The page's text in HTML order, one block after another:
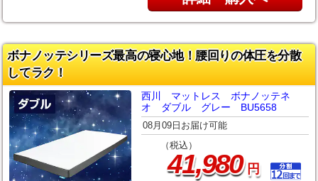
ボナノッテシリーズ最高の寝心地！腰回りの体圧を分散
してラク！
西川 マットレス ボナノッテネ
オ ダブル グレー BU5658
08月09日お届け可能
（税込）
41,980円